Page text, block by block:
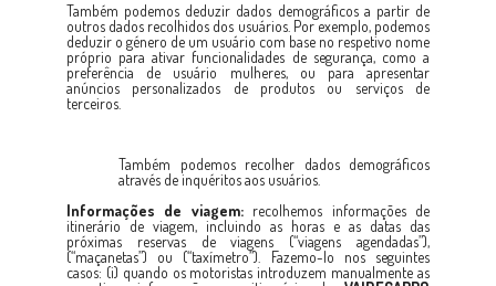
Também podemos deduzir dados demográficos a partir de
outros dados recolhidos dos usuários. Por exemplo, podemos
deduzir o género de um usuário com base no respetivo nome
próprio para ativar funcionalidades de segurança, como a
preferência de usuário mulheres, ou para apresentar
anúncios personalizados de produtos ou serviços de
terceiros.
Também podemos recolher dados demográficos
através de inquéritos aos usuários.
Informações de viagem:recolhemos informações de
itinerário de viagem, incluindo as horas e as datas das
próximas reservas de viagens (“viagens agendadas”),
(“maçanetas”) ou (“taxímetro”). Fazemo-lo nos seguintes
casos: (i) quando os motoristas introduzem manualmente as